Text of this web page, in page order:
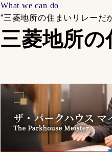
What we can do
“三菱地所の住まいリレーだ
三菱地所